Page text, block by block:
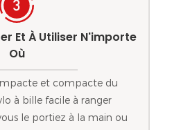
Et À Utiliser N'importe
Où
et compacte du
à bille facile à ranger
le portiez à la main ou